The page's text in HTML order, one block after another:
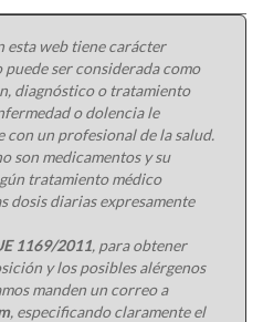
esta web tiene carácter
ser considerada como
diagnóstico o tratamiento
o dolencia le
con un profesional de la salud.
son medicamentos y su
tratamiento médico
dosis diarias expresamente
1169/2011, para obtener
y los posibles alérgenos
manden un correo a
, especificando claramente el